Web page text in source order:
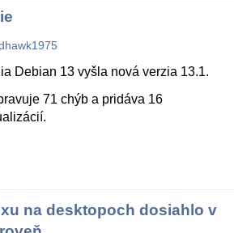
Debian 13 vyšla nová verzia 13.1.
71 chýb a pridáva 16
na desktopoch dosiahlo v